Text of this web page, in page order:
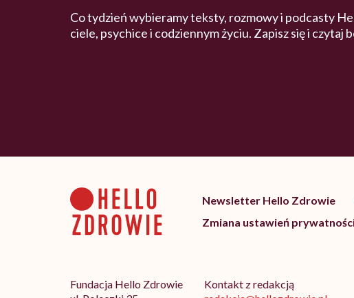
Co tydzień wybieramy teksty, rozmowy i podcasty
ciele, psychice i codziennym życiu. Zapisz się i czytaj
Newsletter Hello Zdrowie
Zmiana ustawień
Fundacja Hello Zdrowie
Kontakt z redakcją